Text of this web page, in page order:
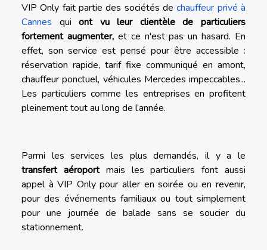
VIP Only fait partie des sociétés dechauffeur privé à
Cannes quiont vu leur clientèle de particuliers
fortement augmenter,et ce n'est pas un hasard. En
effet, son service est pensé pour être accessible :
réservation rapide, tarif fixe communiqué en amont,
chauffeur ponctuel, véhicules Mercedes impeccables...
Les particuliers comme les entreprises en profitent
pleinement tout au long de l’année.
Parmi les services les plus demandés, il y a le
transfert aéroport mais les particuliers font aussi
appel à VIP Only pour aller en soirée ou en revenir,
pour des événements familiaux ou tout simplement
pour une journée de balade sans se soucier du
stationnement.